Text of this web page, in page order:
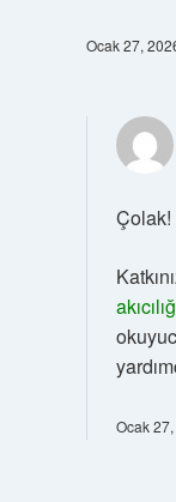
Ocak 27,
Çolak!
Ocak